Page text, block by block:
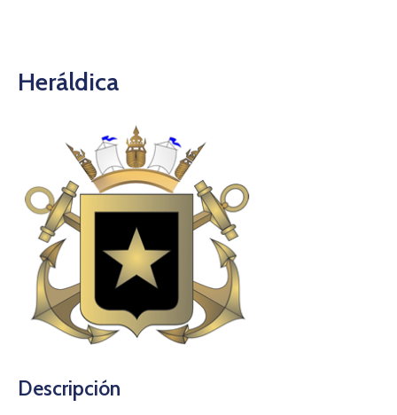
Heráldica
Descripción